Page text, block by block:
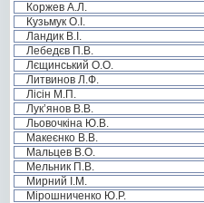
Коржев А.Л.
Кузьмук О.І.
Ландик В.І.
Лебедєв П.В.
Лєщинський О.О.
Литвинов Л.Ф.
Лісін М.П.
Лук’янов В.В.
Льовочкіна Ю.В.
Макеєнко В.В.
Мальцев В.О.
Мельник П.В.
Мирний І.М.
Мірошниченко Ю.Р.